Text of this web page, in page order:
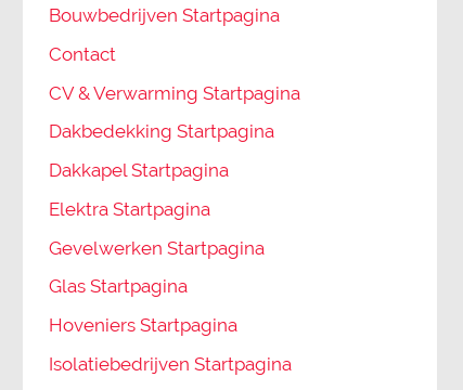
Bouwbedrijven Startpagina
Contact
CV & Verwarming Startpagina
Dakbedekking Startpagina
Dakkapel Startpagina
Elektra Startpagina
Gevelwerken Startpagina
Glas Startpagina
Hoveniers Startpagina
Isolatiebedrijven Startpagina